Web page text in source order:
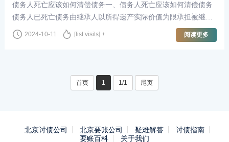
债务人死亡应该如何清偿债务一、债务人死亡应该如何清偿债务
债务人已死亡债务由继承人以所得遗产实际价值为限承担被继承
人的债务。《民法典》第一千一百五十九条分割遗产，应当清偿
被继承人依法应当缴纳的税款和债务···
2024-10-11 [list:visits] + 阅读更多
首页 1 1/1 尾页
北京讨债公司 北京要账公司 疑难解答
讨债指南
要账百科
关于我们